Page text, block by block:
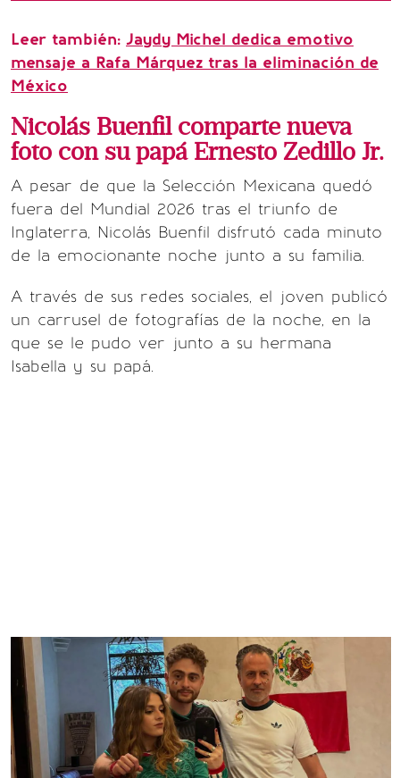
Leer también: Jaydy Michel dedica emotivo
mensaje a Rafa Márquez tras la eliminación de
México
Nicolás Buenfil comparte nueva
foto con su papá Ernesto Zedillo Jr.
A pesar de que la Selección Mexicana quedó
fuera del Mundial 2026 tras el triunfo de
Inglaterra, Nicolás Buenfil disfrutó cada minuto
de la emocionante noche junto a su familia.
A través de sus redes sociales, el joven publicó
un carrusel de fotografías de la noche, en la
que se le pudo ver junto a su hermana
Isabella y su papá.